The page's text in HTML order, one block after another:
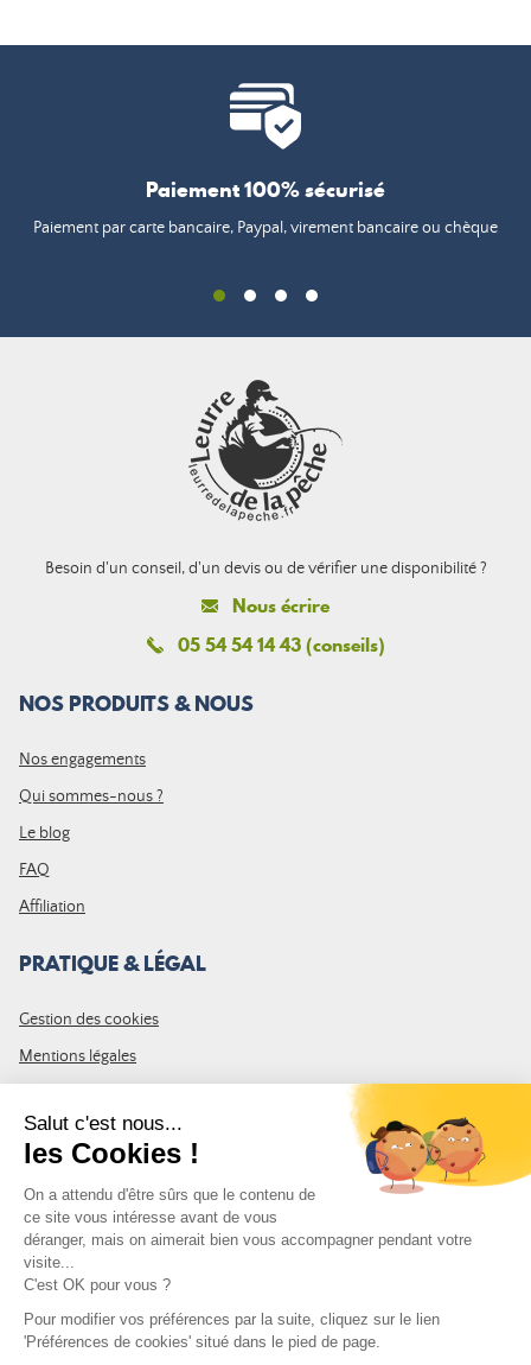
Paiement 100% sécurisé
Paiement par carte bancaire, Paypal, virement bancaire ou chèque
Besoin d'un conseil, d'un devis ou de vérifier une disponibilité ?
Nous écrire
05 54 54 14 43 (conseils)
NOS PRODUITS & NOUS
Nos engagements
Qui sommes-nous ?
Le blog
FAQ
Affiliation
PRATIQUE & LÉGAL
Gestion des cookies
Mentions légales
Plan du site
REJOIGNEZ LA COMMUNAUTÉ
Inscrivez-vous à la newsletter Leurre de la pêche et recevez un code
de 10% de remise valable sur votre première commande.